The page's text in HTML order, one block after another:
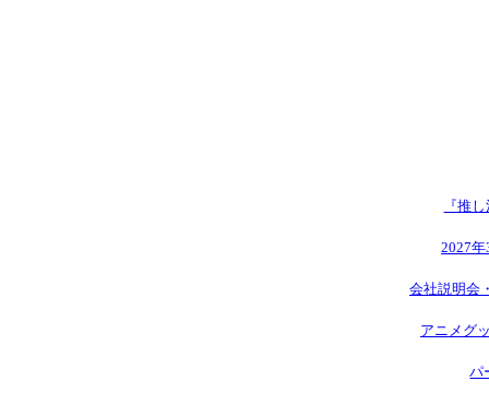
『推
2027
会社説明会
アニメグ
パ